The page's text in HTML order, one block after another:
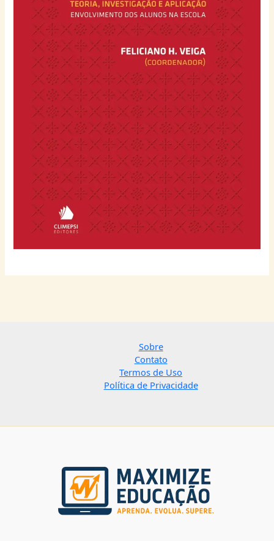
Sobre
Contato
Termos de Uso
Política de Privacidade